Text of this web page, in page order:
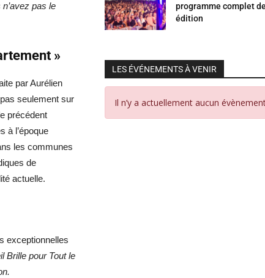
pas le
»
par Aurélien
seulement sur
précédent
à l’époque
les communes
de
actuelle.
exceptionnelles
Brille pour Tout le
programme complet
édition
LES ÉVÉNEMENTS À VENIR
Il n’y a actuellement aucun